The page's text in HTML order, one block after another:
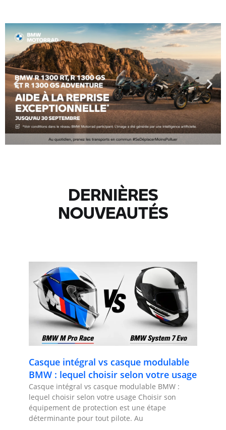
DERNIÈRES
NOUVEAUTÉS
Casque intégral vs casque modulable
BMW : lequel choisir selon votre usage
Casque intégral vs casque modulable BMW :
lequel choisir selon votre usage Choisir son
équipement de protection est une étape
déterminante pour tout pilote. Au